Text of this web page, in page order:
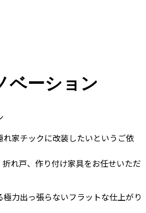
ーション
家チックに改装したいというご依
折れ戸、作り付け家具をお任せいただ
力出っ張らないフラットな仕上がり